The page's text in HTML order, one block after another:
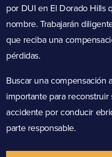
por DUI en El Dorado Hills
nombre. Trabajarán
que reciba una
pérdidas.
Buscar una compensación
importante para
accidente por conducir
parte responsable.